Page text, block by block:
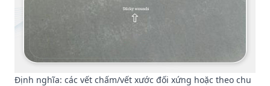
Định nghĩa: các vết chấm/vết xước đối xứng hoặc theo chu